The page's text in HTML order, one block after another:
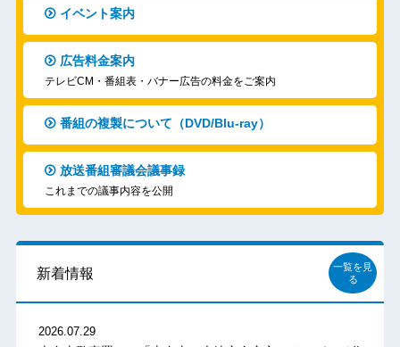
イベント案内
広告料金案内
テレビCM・番組表・バナー広告の料金をご案内
番組の複製について（DVD/Blu-ray）
放送番組審議会議事録
これまでの議事内容を公開
新着情報
一覧を見
る
2026.07.29